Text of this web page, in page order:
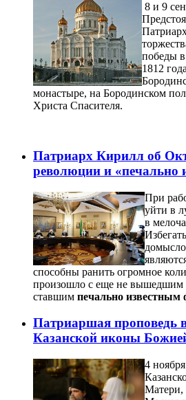
8 и 9
победы
1812
монастыре, на Бородинском
Христа Спасителя.
Патриарх Кирилл об
революции и «печально
При
уйти в
в
способны ранить огромное
произошло с еще не вышедшим
ставшим печально
Патриаршая проповедь
Казанской иконы
4
Матери,